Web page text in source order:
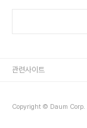
란 주제로 내 인생의 터닝
은 툴 같다. 인생의 터닝포..
Copyright © Daum
관련사이트